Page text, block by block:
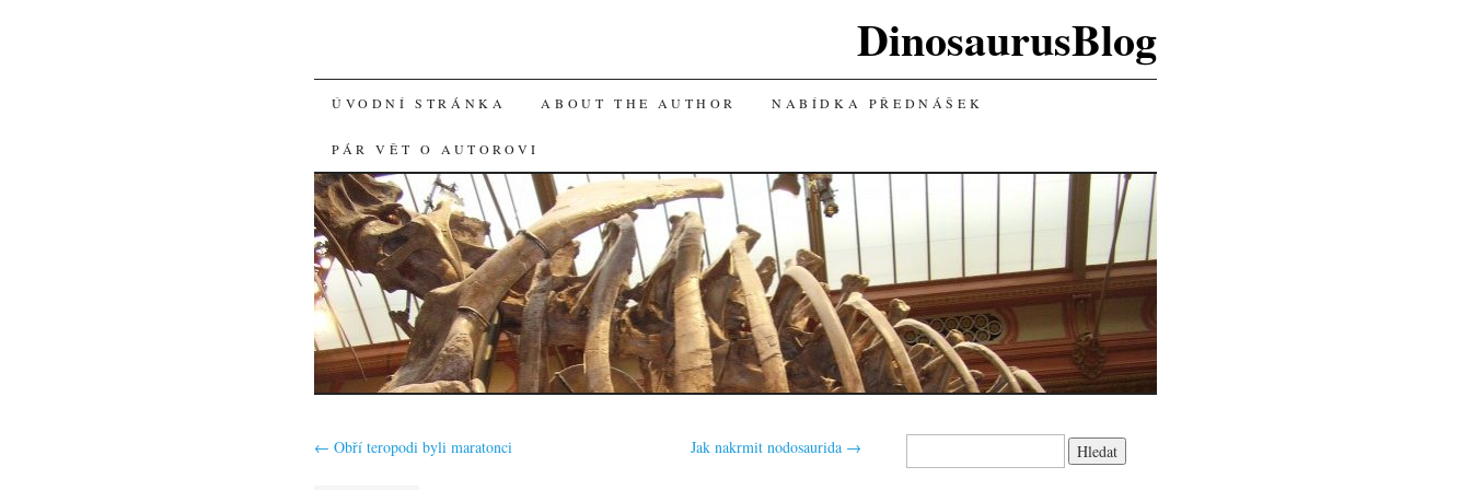
DinosaurusBlog
SKIP
TO
CONTENT
ÚVODNÍ STRÁNKA ABOUT THE AUTHOR NABÍDKA PŘEDNÁŠEK
PÁR VĚT O AUTOROVI
← Obří teropodi byli maratonci Jak nakrmit nodosaurida →